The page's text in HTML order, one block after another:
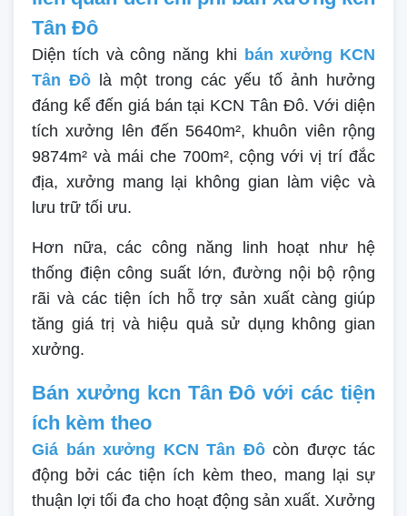
Tân Đô
Diện tích và công năng khi bán xưởng KCN
Tân Đô là một trong các yếu tố ảnh hưởng
đáng kể đến giá bán tại KCN Tân Đô. Với diện
tích xưởng lên đến 5640m², khuôn viên rộng
9874m² và mái che 700m², cộng với vị trí đắc
địa, xưởng mang lại không gian làm việc và
lưu trữ tối ưu.
Hơn nữa, các công năng linh hoạt như hệ
thống điện công suất lớn, đường nội bộ rộng
rãi và các tiện ích hỗ trợ sản xuất càng giúp
tăng giá trị và hiệu quả sử dụng không gian
xưởng.
Bán xưởng kcn Tân Đô với các tiện
ích kèm theo
Giá bán xưởng KCN Tân Đôcòn được tác
động bởi các tiện ích kèm theo, mang lại sự
thuận lợi tối đa cho hoạt động sản xuất. Xưởng